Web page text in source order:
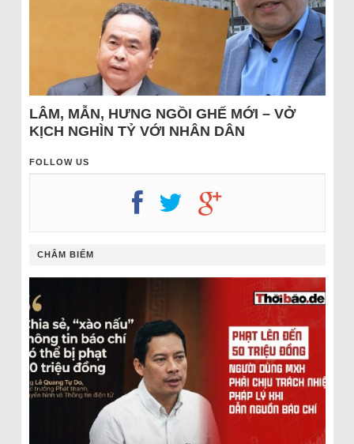
LÂM, MẪN, HƯNG NGỒI GHẾ MỚI – VỞ
KỊCH NGHÌN TỶ VỚI NHÂN DÂN
FOLLOW US
CHÂM BIẾM